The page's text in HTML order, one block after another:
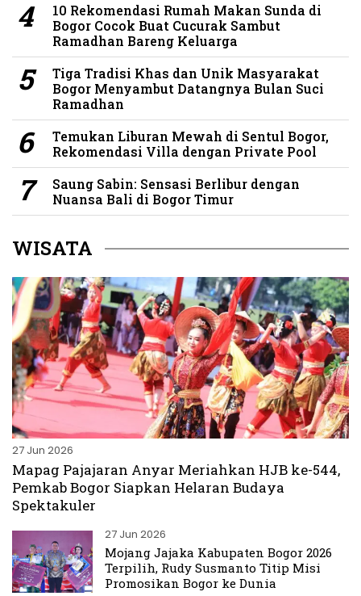
10 Rekomendasi Rumah Makan Sunda di
Bogor Cocok Buat Cucurak Sambut
Ramadhan Bareng Keluarga
Tiga Tradisi Khas dan Unik Masyarakat
Bogor Menyambut Datangnya Bulan Suci
Ramadhan
Temukan Liburan Mewah di Sentul Bogor,
Rekomendasi Villa dengan Private Pool
Saung Sabin: Sensasi Berlibur dengan
Nuansa Bali di Bogor Timur
WISATA
27 Jun 2026
Mapag Pajajaran Anyar Meriahkan HJB ke-544,
Pemkab Bogor Siapkan Helaran Budaya
Spektakuler
27 Jun 2026
Mojang Jajaka Kabupaten Bogor 2026
Terpilih, Rudy Susmanto Titip Misi
Promosikan Bogor ke Dunia